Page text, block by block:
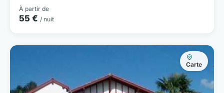
À partir de
55 € / nuit
Carte